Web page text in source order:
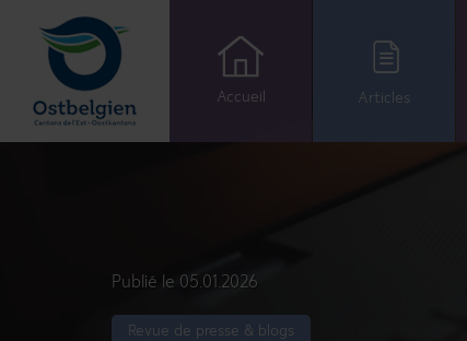
Accueil Articles
Publié le 05.01.2026
Revue de presse & blogs